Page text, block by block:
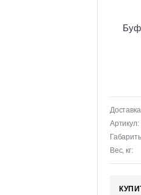
Артикул:
Вес, кг: